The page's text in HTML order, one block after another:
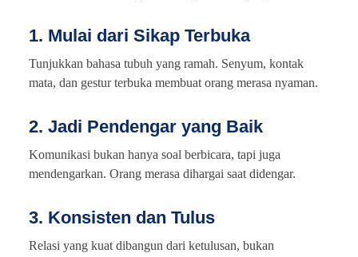
1. Mulai dari Sikap Terbuka
Tunjukkan bahasa tubuh yang ramah. Senyum, kontak
mata, dan gestur terbuka membuat orang merasa nyaman.
2. Jadi Pendengar yang Baik
Komunikasi bukan hanya soal berbicara, tapi juga
mendengarkan. Orang merasa dihargai saat didengar.
3. Konsisten dan Tulus
Relasi yang kuat dibangun dari ketulusan, bukan